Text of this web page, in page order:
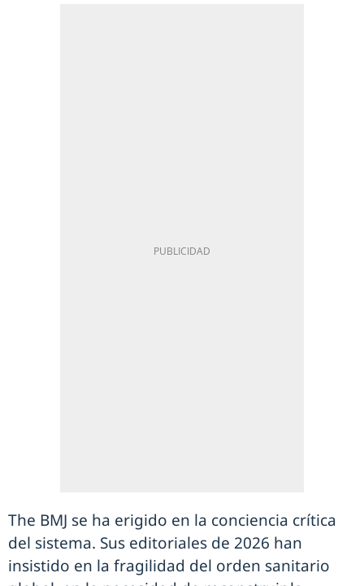
The BMJ se ha erigido en la conciencia crítica
del sistema. Sus editoriales de 2026 han
insistido en la fragilidad del orden sanitario